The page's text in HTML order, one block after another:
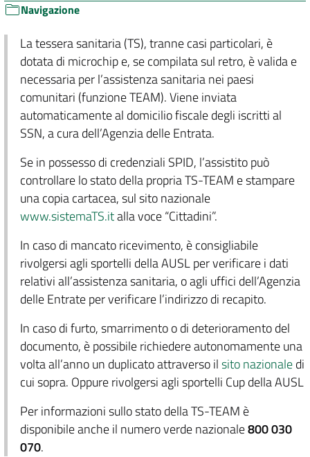
Navigazione
La tessera sanitaria (TS), tranne casi particolari, è
dotata di microchip e, se compilata sul retro, è valida e
necessaria per l’assistenza sanitaria nei paesi
comunitari (funzione TEAM). Viene inviata
automaticamente al domicilio fiscale degli iscritti al
SSN, a cura dell’Agenzia delle Entrata.
Se in possesso di credenziali SPID, l’assistito può
controllare lo stato della propria TS-TEAM e stampare
una copia cartacea, sul sito nazionale
www.sistemaTS.italla voce “Cittadini”.
In caso di mancato ricevimento, è consigliabile
rivolgersi agli sportelli della AUSL per verificare i dati
relativi all’assistenza sanitaria, o agli uffici dell’Agenzia
delle Entrate per verificare l’indirizzo di recapito.
In caso di furto, smarrimento o di deterioramento del
documento, è possibile richiedere autonomamente una
volta all’anno un duplicato attraverso ilsito nazionaledi
cui sopra. Oppure rivolgersi agli sportelli Cup della AUSL
Per informazioni sullo stato della TS-TEAM è
disponibile anche il numero verde nazionale800 030
070.